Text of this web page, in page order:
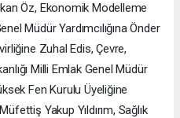
Öz, Ekonomik Modelleme
Müdür Yardımcılığına Önder
Zuhal Edis, Çevre,
Milli Emlak Genel Müdür
Fen Kurulu Üyeliğine
Yakup Yıldırım, Sağlık